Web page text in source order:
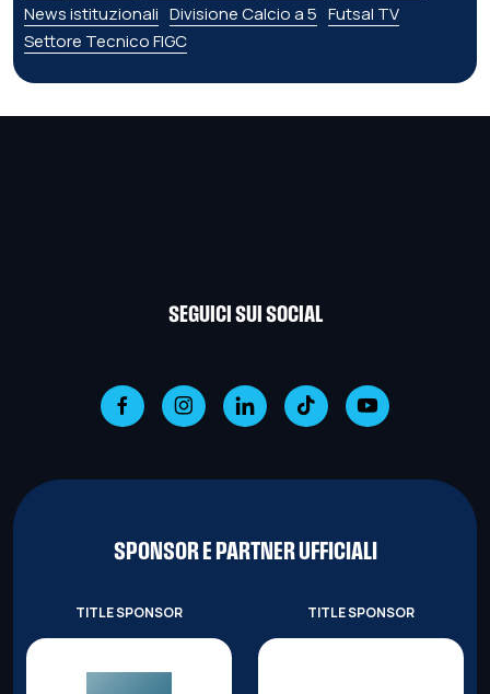
News istituzionali Divisione Calcio a 5 Futsal TV
Settore Tecnico FIGC
SEGUICI SUI SOCIAL
SPONSOR E PARTNER UFFICIALI
TITLE SPONSOR TITLE SPONSOR